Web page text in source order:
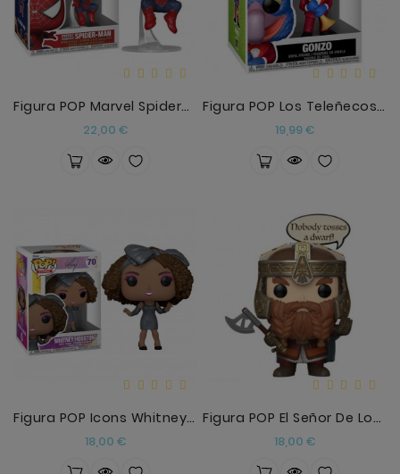
Figura POP Marvel Spiderman No Way Home Spider-Man
22,00 €Precio
Figura POP Los Teleñecos Gonzo
19,99 €Precio
Figura POP Icons Whitney Houston
18,00 €Precio
Figura POP El Señor De Los Anillos Gimli
18,00 €Precio